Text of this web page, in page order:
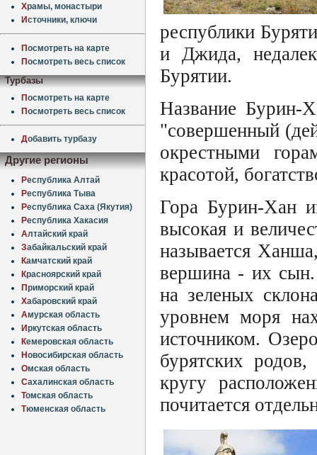
Храмы, монастыри
Источники, ключи
Посмотреть на карте
Посмотреть весь список
Турбазы
Посмотреть на карте
Посмотреть весь список
Добавить турбазу
Другие регионы
Республика Алтай
Республика Тыва
Республика Саха (Якутия)
Республика Хакасия
Алтайский край
Забайкальский край
Камчатский край
Красноярский край
Приморский край
Хабаровский край
Амурская область
Иркутская область
Кемеровская область
Новосибирская область
Омская область
Сахалинская область
Томская область
Тюменская область
республики
и Джида,
Бурятии.
Название Бурин-
"совершенный
окрестными
красотой,
Гора Бурин-Хан
высокая и
называется
вершина - их
на зеленых
уровнем моря
источником.
бурятских
кругу
почитается